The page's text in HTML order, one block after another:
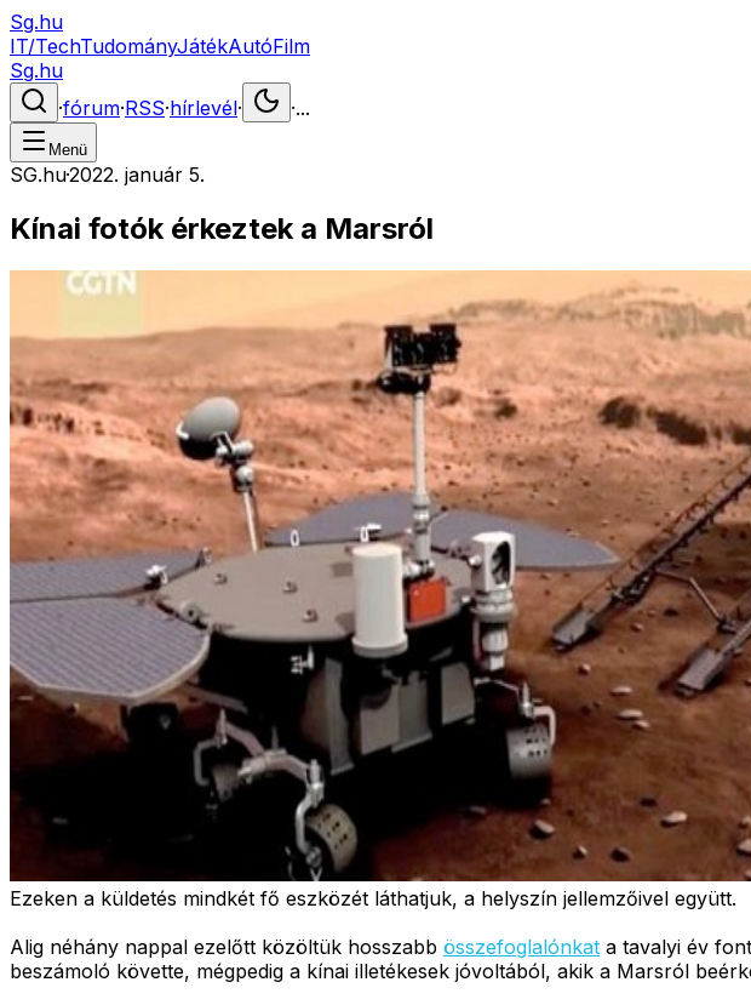
Sg.hu
IT/TechTudományJátékAutóFilm
Sg.hu
·fórum·RSS·hírlevél· ·...
Menü
SG.hu·2022. január 5.
Kínai fotók érkeztek a Marsról
Ezeken a küldetés mindkét fő eszközét láthatjuk, a helyszín jellemzőivel együtt.
Alig néhány nappal ezelőtt közöltük hosszabb összefoglalónkat a tavalyi év
beszámoló követte, mégpedig a kínai illetékesek jóvoltából, akik a Marsról